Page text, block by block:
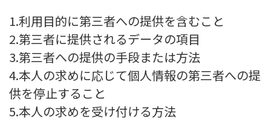
1.利用目的に第三者への提供を含むこと
2.第三者に提供されるデータの項目
3.第三者への提供の手段または方法
4.本人の求めに応じて個人情報の第三者への提
供を停止すること
5.本人の求めを受け付ける方法